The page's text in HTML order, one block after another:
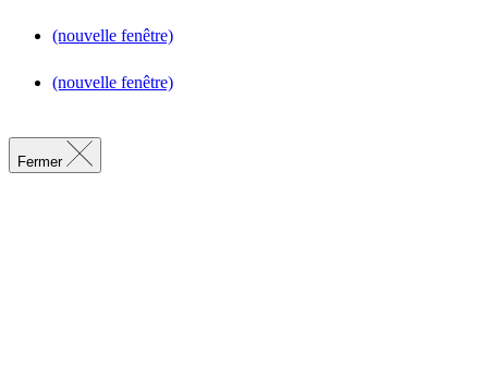
(nouvelle fenêtre)
(nouvelle fenêtre)
Fermer